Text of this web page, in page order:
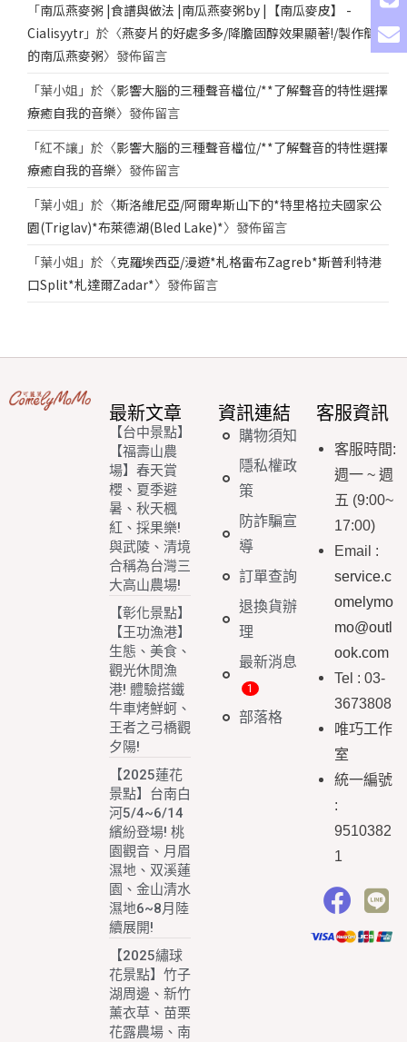
「南瓜燕麥粥 |食譜與做法 |南瓜燕麥粥by |【南瓜麥皮】 -
Cialisyytr 」於〈燕麥片的好處多多/降膽固醇效果顯著!/製作簡單
的南瓜燕麥粥〉發佈留言
「葉小姐 」於〈影響大腦的三種聲音檔位/**了解聲音的特性選擇
療癒自我的音樂〉發佈留言
「紅不讓 」於〈影響大腦的三種聲音檔位/**了解聲音的特性選擇
療癒自我的音樂〉發佈留言
「葉小姐 」於〈斯洛維尼亞/阿爾卑斯山下的*特里格拉夫國家公
園(Triglav)*布萊德湖(Bled Lake)*〉發佈留言
「葉小姐 」於〈克羅埃西亞/漫遊*札格雷布Zagreb*斯普利特港
口Split*札達爾Zadar*〉發佈留言
最新文章
【台中景點】
【福壽山農
場】春天賞
櫻、夏季避
暑、秋天楓
紅、採果樂!
與武陵、清境
合稱為台灣三
大高山農場!
【彰化景點】
【王功漁港】
生態、美食、
觀光休閒漁
港! 體驗搭鐵
牛車烤鮮蚵、
王者之弓橋觀
夕陽!
【2025蓮花
景點】台南白
河5/4~6/14
繽紛登場! 桃
園觀音、月眉
濕地、双溪蓮
園、金山清水
濕地6~8月陸
續展開!
【2025繡球
花景點】竹子
湖周邊、新竹
薰衣草、苗栗
花露農場、南
資訊連結
購物須知
隱私權政
策
防詐騙宣
導
訂單查詢
退換貨辦
理
最新消息
部落格
客服資訊
客服時間:
週一 ~ 週
五 (9:00~
17:00)
Email :
service.c
omelymo
mo@outl
ook.com
Tel : 03-
3673808
唯巧工作
室
統一編號
:
9510382
1